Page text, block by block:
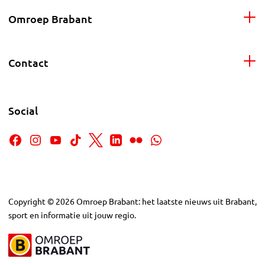
Omroep Brabant
Contact
Social
Copyright © 2026Omroep Brabant: het laatste nieuws uit Brabant,
sport en informatie uit jouw regio.